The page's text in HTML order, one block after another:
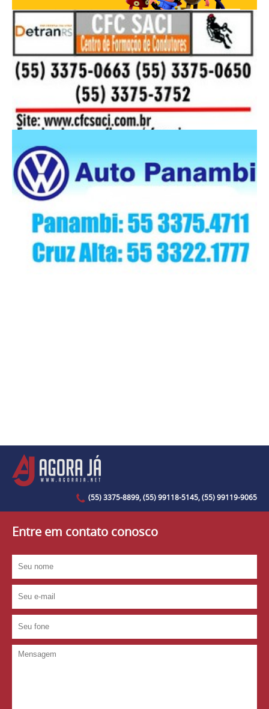
(55) 3375-8899, (55) 99118-5145, (55) 99119-9065
Entre em contato conosco